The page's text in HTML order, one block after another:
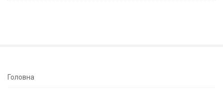
S
Головна